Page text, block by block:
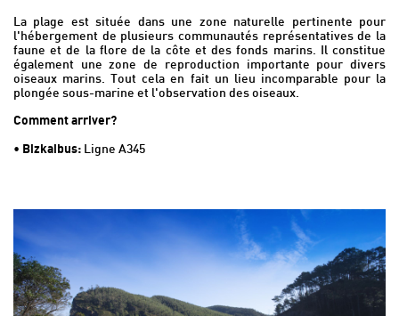
La plage est située dans une zone naturelle pertinente pour
l'hébergement de plusieurs communautés représentatives de la
faune et de la flore de la côte et des fonds marins. Il constitue
également une zone de reproduction importante pour divers
oiseaux marins. Tout cela en fait un lieu incomparable pour la
plongée sous-marine et l'observation des oiseaux.
Comment arriver?
• Bizkaibus: Ligne A345